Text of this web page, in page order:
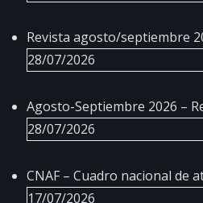
Revista agosto/septiembre
28/07/2026
Agosto-Septiembre 2026 –
28/07/2026
CNAF – Cuadro nacional de
17/07/2026